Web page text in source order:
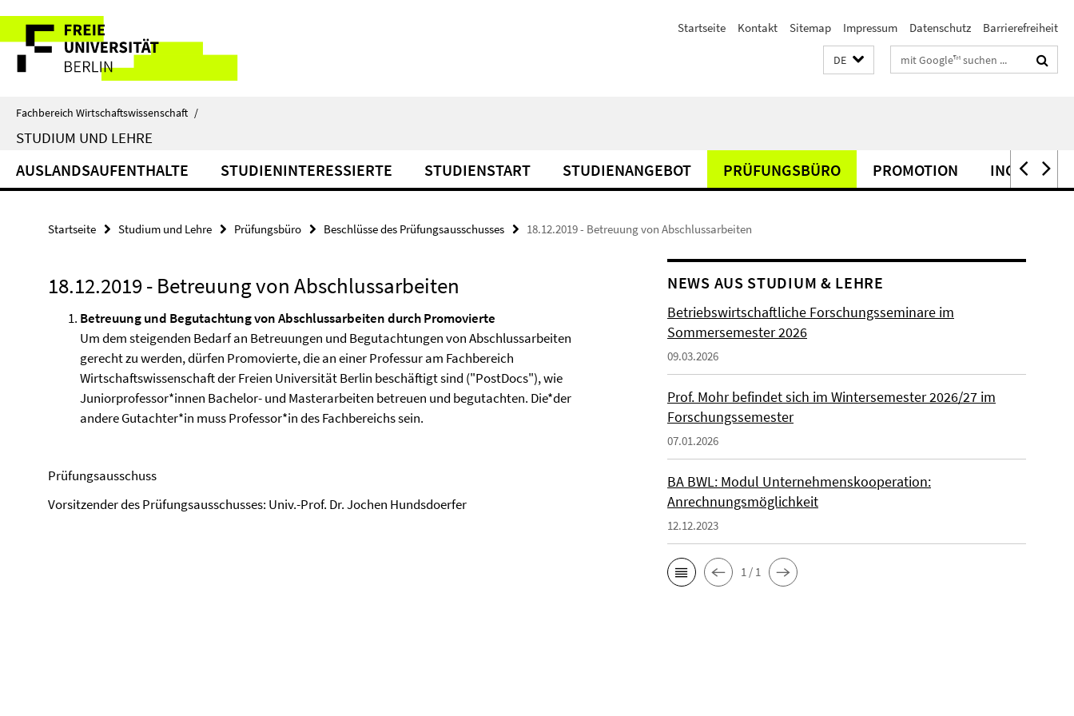
direkt
Inhalt
Service-
Navigation
Startseite Kontakt Sitemap Impressum Datenschutz Barrierefreiheit
DE Suchbegriffe
Fachbereich Wirtschaftswissenschaft /
STUDIUM UND LEHRE
AUSLANDSAUFENTHALTE STUDIENINTERESSIERTE STUDIENSTART STUDIENANGEBOT PRÜFUNGSBÜRO PROMOTION INCOMINGS
Startseite Studium und Lehre Prüfungsbüro Beschlüsse des Prüfungsausschusses 18.12.2019 - Betreuung von Abschlussarbeiten
18.12.2019 - Betreuung von Abschlussarbeiten
Betreuung und Begutachtung von Abschlussarbeiten durch Promovierte
Um dem steigenden Bedarf an Betreuungen und Begutachtungen von Abschlussarbeiten
gerecht zu werden, dürfen Promovierte, die an einer Professur am Fachbereich
Wirtschaftswissenschaft der Freien Universität Berlin beschäftigt sind ("PostDocs"), wie
Juniorprofessor*innen Bachelor- und Masterarbeiten betreuen und begutachten. Die*der
andere Gutachter*in muss Professor*in des Fachbereichs sein.
Prüfungsausschuss
Vorsitzender des Prüfungsausschusses: Univ.-Prof. Dr. Jochen Hundsdoerfer
NEWS AUS STUDIUM & LEHRE
Betriebswirtschaftliche Forschungsseminare im
Sommersemester 2026
09.03.2026
Prof. Mohr befindet sich im Wintersemester 2026/27 im
Forschungssemester
07.01.2026
BA BWL: Modul Unternehmenskooperation:
Anrechnungsmöglichkeit
12.12.2023
1 / 1